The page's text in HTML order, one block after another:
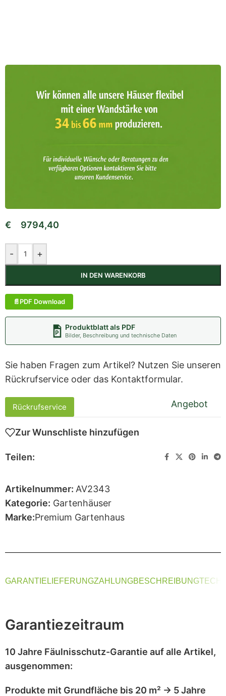
€ 9794,40
- +
IN DEN WARENKORB
PDF Download
Produktblatt als PDF
Bilder, Beschreibung und technische Daten
Sie haben Fragen zum Artikel? Nutzen Sie unseren
Rückrufservice oder das Kontaktformular.
Rückrufservice Angebot
Zur Wunschliste hinzufügen
Teilen:
Artikelnummer: AV2343
Kategorie: Gartenhäuser
Marke:Premium Gartenhaus
GARANTIELIEFERUNGZAHLUNGBESCHREIBUNG
Garantiezeitraum
10 Jahre Fäulnisschutz-Garantie auf alle Artikel,
ausgenommen:
Produkte mit Grundfläche bis 20 m² → 5 Jahre